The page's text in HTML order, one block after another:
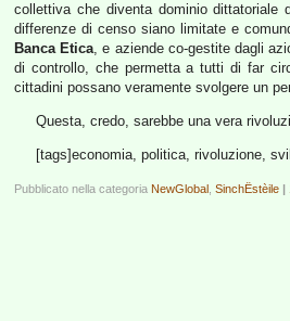
collettiva che diventa dominio
differenze di censo siano limitate e
Banca Etica, e aziende co-gestite dagli
di controllo, che permetta a tutti di far
cittadini possano veramente svolgere un
Questa, credo, sarebbe una vera
[tags]economia, politica, rivoluzione,
Pubblicato nella categoria NewGlobal SinchËstèile |